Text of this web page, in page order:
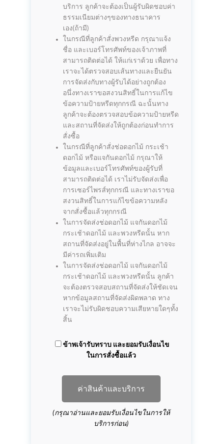
บริการ ลูกค้าจะต้องเป็นผู้รับผิดชอบค่า
ธรรมเนียมต่างๆของทางธนาคาร
เอง(ถ้ามี)
ในกรณีที่ลูกค้าสั่งพวงหรีด กรุณาแจ้ง
ชื่อ และเบอร์โทรศัพท์ของเจ้าภาพที่
สามารถติดต่อได้ ให้แก่เราด้วย เพื่อทาง
เราจะได้ตรวจสอบเส้นทางและยืนยัน
การจัดส่งกับทางผู้รับได้อย่างถูกต้อง
อนึ่งทางเราขอสงวนสิทธิ์ในการแก้ไข
ข้อความป้ายหรีดทุกกรณี ฉะนั้นทาง
ลูกค้าจะต้องตรวจสอบข้อความป้ายหรีด
และสถานที่จัดส่งให้ถูกต้องก่อนทำการ
สั่งซื้อ
ในกรณีที่ลูกค้าสั่งช่อดอกไม้ กระเช้า
ดอกไม้ หรือแจกันดอกไม้ กรุณาให้
ข้อมูลและเบอร์โทรศัพท์ของผู้รับที่
สามารถติดต่อได้ เราไม่รับจัดส่งเพื่อ
การเซอร์ไพรส์ทุกกรณี และทางเราขอ
สงวนสิทธิ์ในการแก้ไขข้อความหลัง
จากสั่งซื้อแล้วทุกกรณี
ในการจัดส่งช่อดอกไม้ แจกันดอกไม้
กระเช้าดอกไม้ และพวงหรีดนั้น หาก
สถานที่จัดส่งอยู่ในพื้นที่ห่างไกล อาจจะ
มีค่ารถเพิ่มเติม
ในการจัดส่งช่อดอกไม้ แจกันดอกไม้
กระเช้าดอกไม้ และพวงหรีดนั้น ลูกค้า
จะต้องตรวจสอบสถานที่จัดส่งให้ชัดเจน
หากข้อมูลสถานที่จัดส่งผิดพลาด ทาง
เราจะไม่รับผิดชอบความเสียหายใดๆทั้ง
สิ้น
ข้าพเจ้ารับทราบ และยอมรับเงื่อนไข
ในการสั่งซื้อแล้ว
ค่าสินค้าและบริการ
(กรุณาอ่านและยอมรับเงื่อนไขในการให้
บริการก่อน)